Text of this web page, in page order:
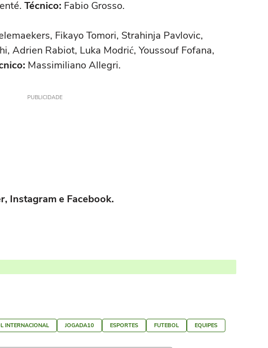
Técnico: Fabio Grosso.
Fikayo Tomori, Strahinja Pavlovic,
Adrien Rabiot, Luka Modrić, Youssouf Fofana,
Massimiliano Allegri.
PUBLICIDADE
Instagram e Facebook.
INTERNACIONAL JOGADA10 ESPORTES FUTEBOL EQUIPES